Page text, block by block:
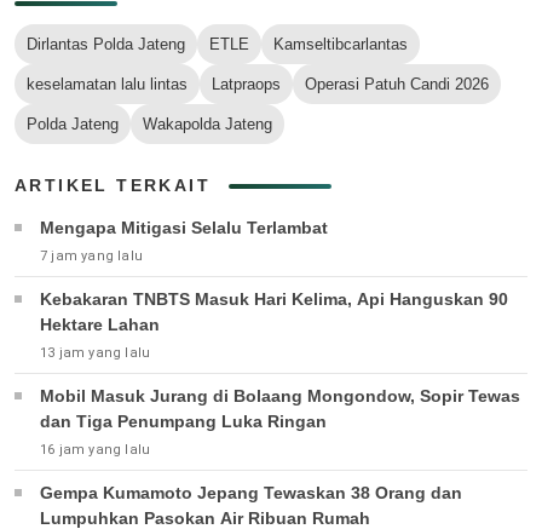
Dirlantas Polda Jateng ETLE Kamseltibcarlantas
keselamatan lalu lintas Latpraops Operasi Patuh Candi 2026
Polda Jateng Wakapolda Jateng
ARTIKEL TERKAIT
Mengapa Mitigasi Selalu Terlambat
7 jam yang lalu
Kebakaran TNBTS Masuk Hari Kelima, Api Hanguskan 90
Hektare Lahan
13 jam yang lalu
Mobil Masuk Jurang di Bolaang Mongondow, Sopir Tewas
dan Tiga Penumpang Luka Ringan
16 jam yang lalu
Gempa Kumamoto Jepang Tewaskan 38 Orang dan
Lumpuhkan Pasokan Air Ribuan Rumah